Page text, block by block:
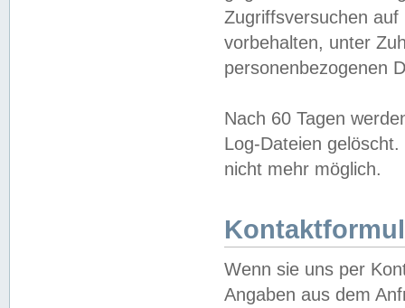
Zugriffsversuchen
vorbehalten, unter
personenbezogenen
Nach 60 Tagen
Log-Dateien
nicht mehr möglich.
Wenn sie uns per
Angaben aus dem